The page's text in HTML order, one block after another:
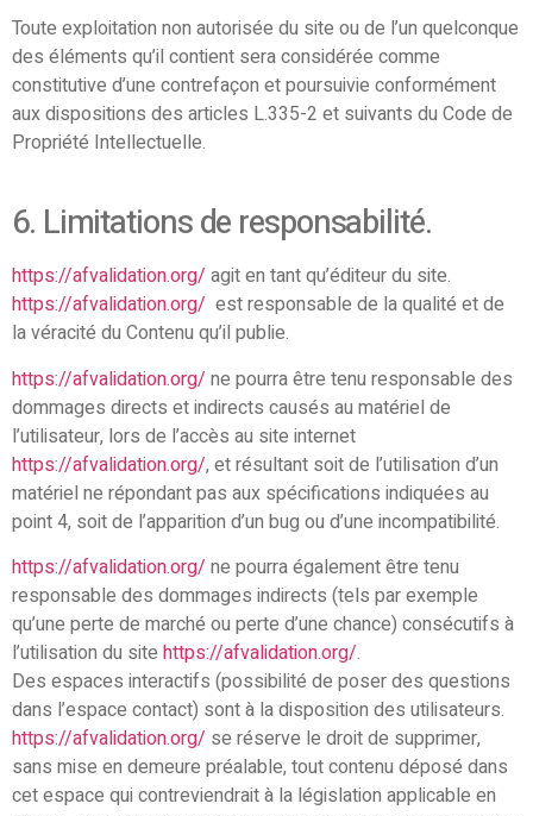
Toute exploitation non autorisée du site ou de l’un quelconque
des éléments qu’il contient sera considérée comme
constitutive d’une contrefaçon et poursuivie conformément
aux dispositions des articles L.335-2 et suivants du Code de
Propriété Intellectuelle.
6. Limitations de responsabilité.
https://afvalidation.org/ agit en tant qu’éditeur du site.
https://afvalidation.org/ est responsable de la qualité et de
la véracité du Contenu qu’il publie.
https://afvalidation.org/ ne pourra être tenu responsable des
dommages directs et indirects causés au matériel de
l’utilisateur, lors de l’accès au site internet
https://afvalidation.org/, et résultant soit de l’utilisation d’un
matériel ne répondant pas aux spécifications indiquées au
point 4, soit de l’apparition d’un bug ou d’une incompatibilité.
https://afvalidation.org/ ne pourra également être tenu
responsable des dommages indirects (tels par exemple
qu’une perte de marché ou perte d’une chance) consécutifs à
l’utilisation du site https://afvalidation.org/.
Des espaces interactifs (possibilité de poser des questions
dans l’espace contact) sont à la disposition des utilisateurs.
https://afvalidation.org/ se réserve le droit de supprimer,
sans mise en demeure préalable, tout contenu déposé dans
cet espace qui contreviendrait à la législation applicable en